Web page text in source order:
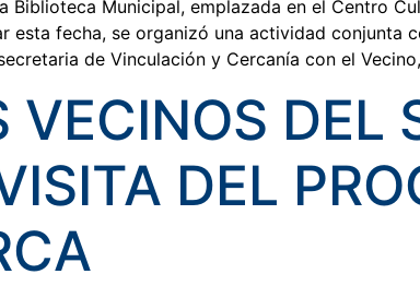
Biblioteca Municipal, emplazada en el Centro
esta fecha, se organizó una actividad conjunta
de Vinculación y Cercanía con el
VECINOS DEL
DEL